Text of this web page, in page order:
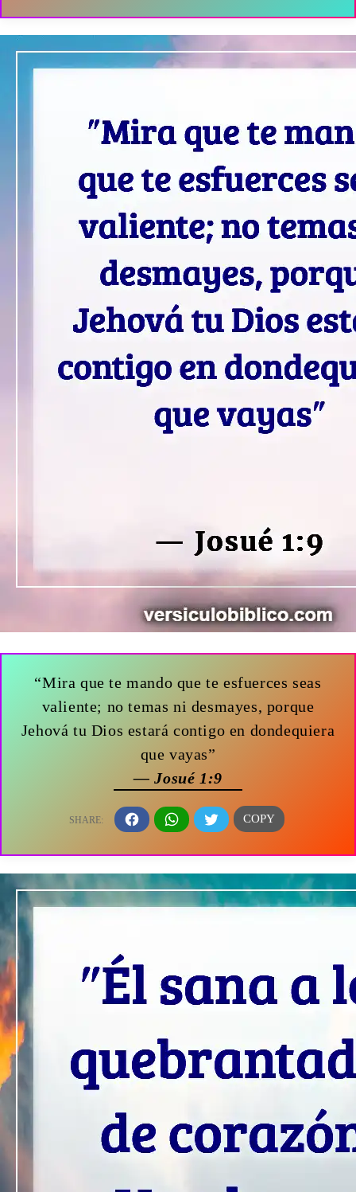
“Mira que te mando que te esfuerces seas
valiente; no temas ni desmayes, porque
Jehová tu Dios estará contigo en dondequiera
que vayas”
— Josué 1:9